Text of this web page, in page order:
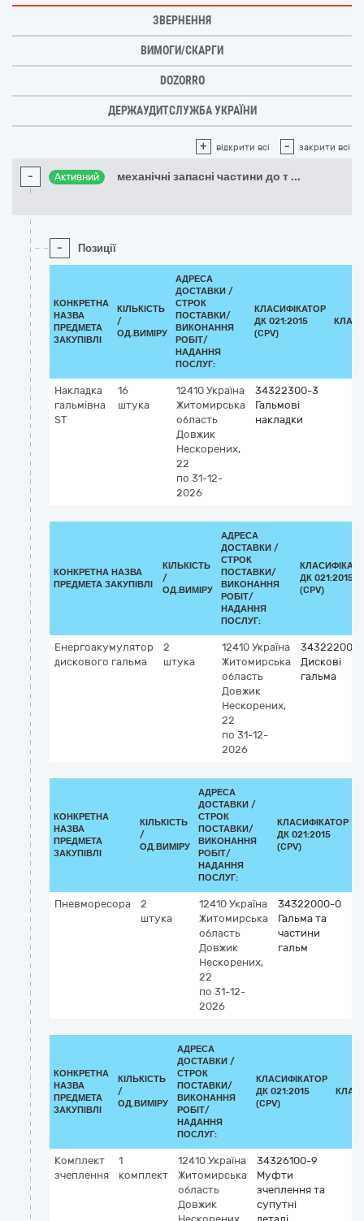
ЗВЕРНЕННЯ
ВИМОГИ/СКАРГИ
DOZORRO
ДЕРЖАУДИТСЛУЖБА УКРАЇНИ
+ відкрити всі - закрити всі
- Активний механічні запасні частини до т ...
- Позиції
КОНКРЕТНА
НАЗВА
ПРЕДМЕТА
ЗАКУПІВЛІ
КІЛЬКІСТЬ
/
ОД.ВИМІРУ
АДРЕСА
ДОСТАВКИ /
СТРОК
ПОСТАВКИ/
ВИКОНАННЯ
РОБІТ/
НАДАННЯ
ПОСЛУГ:
КЛАСИФІКАТОР
ДК 021:2015
(CPV)
Накладка
гальмівна
ST
16
штука
12410 Україна
Житомирська
область
Довжик
Нескорених,
22
по 31-12-
2026
34322300-3
Гальмові
накладки
КОНКРЕТНА НАЗВА
ПРЕДМЕТА ЗАКУПІВЛІ
КІЛЬКІСТЬ
/
ОД.ВИМІРУ
АДРЕСА
ДОСТАВКИ /
СТРОК
ПОСТАВКИ/
ВИКОНАННЯ
РОБІТ/
НАДАННЯ
ПОСЛУГ:
ДК 021:2015
(CPV)
Енергоакумулятор
дискового гальма
2
штука
12410 Україна
Житомирська
область
Довжик
Нескорених,
22
по 31-12-
2026
34322200-2
Дискові
гальма
КОНКРЕТНА
НАЗВА
ПРЕДМЕТА
ЗАКУПІВЛІ
КІЛЬКІСТЬ
/
ОД.ВИМІРУ
АДРЕСА
ДОСТАВКИ /
СТРОК
ПОСТАВКИ/
ВИКОНАННЯ
РОБІТ/
НАДАННЯ
ПОСЛУГ:
КЛАСИФІКАТОР
ДК 021:2015
(CPV)
Пневморесора
2
штука
12410 Україна
Житомирська
область
Довжик
Нескорених,
22
по 31-12-
2026
34322000-0
Гальма та
частини
гальм
КОНКРЕТНА
НАЗВА
ПРЕДМЕТА
ЗАКУПІВЛІ
КІЛЬКІСТЬ
/
ОД.ВИМІРУ
АДРЕСА
ДОСТАВКИ /
СТРОК
ПОСТАВКИ/
ВИКОНАННЯ
РОБІТ/
НАДАННЯ
ПОСЛУГ:
КЛАСИФІКАТОР
ДК 021:2015
(CPV)
Комплект
зчеплення
1
комплект
12410 Україна
Житомирська
область
Довжик
34326100-9
Муфти
зчеплення та
супутні